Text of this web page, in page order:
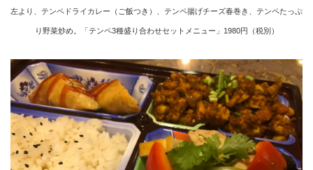
左より、テンペドライカレー（ご飯つき）、テンペ揚げチーズ春巻き、テンペたっぷ
り野菜炒め。「テンペ3種盛り合わせセットメニュー」1980円（税別）